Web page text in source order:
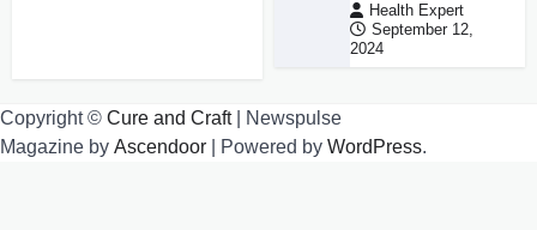
Health Expert
September 12,
2024
Copyright © Cure and Craft| Newspulse
Magazine by Ascendoor | Powered by WordPress.